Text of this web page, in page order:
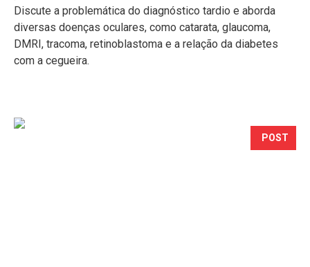
Discute a problemática do diagnóstico tardio e aborda
diversas doenças oculares, como catarata, glaucoma,
DMRI, tracoma, retinoblastoma e a relação da diabetes
com a cegueira.
POST